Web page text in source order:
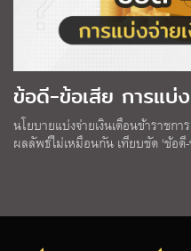
ข้อดี-ข้อเสีย การแบ่
นโยบายแบ่งจ่ายเงินเดือนข้าราชก
ผลลัพธ์ไม่เหมือนกัน เทียบชัด ‘ข้อดี-